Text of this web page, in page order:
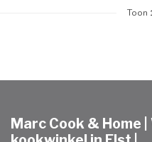
Toon
Marc Cook & Home